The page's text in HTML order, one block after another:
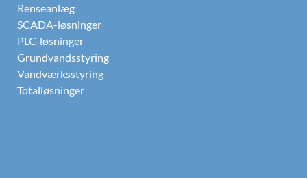
Renseanlæg
SCADA-løsninger
PLC-løsninger
Grundvandsstyring
Vandværksstyring
Totalløsninger